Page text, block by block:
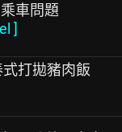
車問題
]
式打拋豬肉飯